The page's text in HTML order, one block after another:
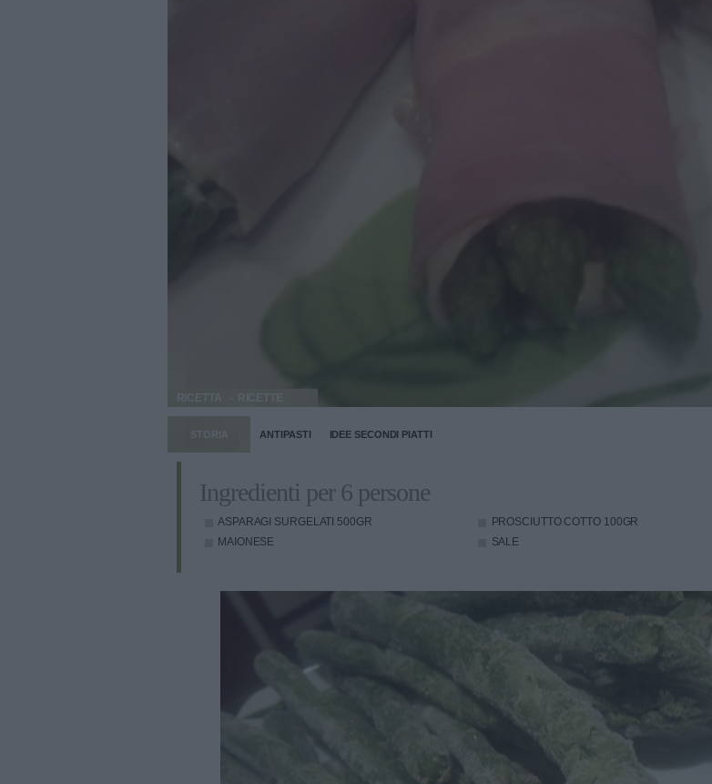
RICETTA
STORIA ANTIPASTI IDEE SECONDI PIATTI
Ingredienti per 6 persone
ASPARAGI SURGELATI 500GR PROSCIUTTO COTTO 100GR
MAIONESE
SALE